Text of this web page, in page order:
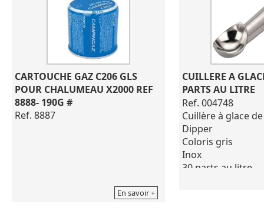
CARTOUCHE GAZ C206 GLS
POUR CHALUMEAU X2000 REF
8888- 190G #
Ref. 8887
En savoir +
CUILLERE A
PARTS AU LITRE
Ref. 004748
Cuillère à glace
Dipper
Coloris gris
Inox
30 parts au litre